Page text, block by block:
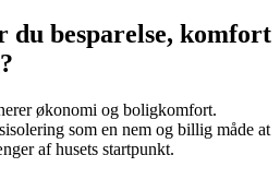
besparelse, komfort
økonomi og boligkomfort.
som en nem og billig måde at
af husets startpunkt.